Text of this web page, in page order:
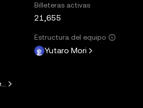
Billeteras activas
21,655
Estructura del equipo
Yutaro Mori
Capital, Solana Ventures,